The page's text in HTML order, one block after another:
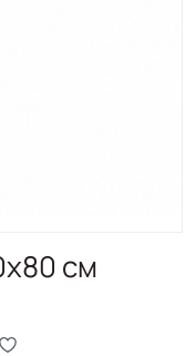
см